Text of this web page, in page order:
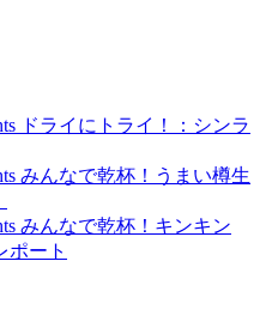
ドライにトライ！：シンラ
みんなで乾杯！うまい樽生
みんなで乾杯！キンキン
ポート